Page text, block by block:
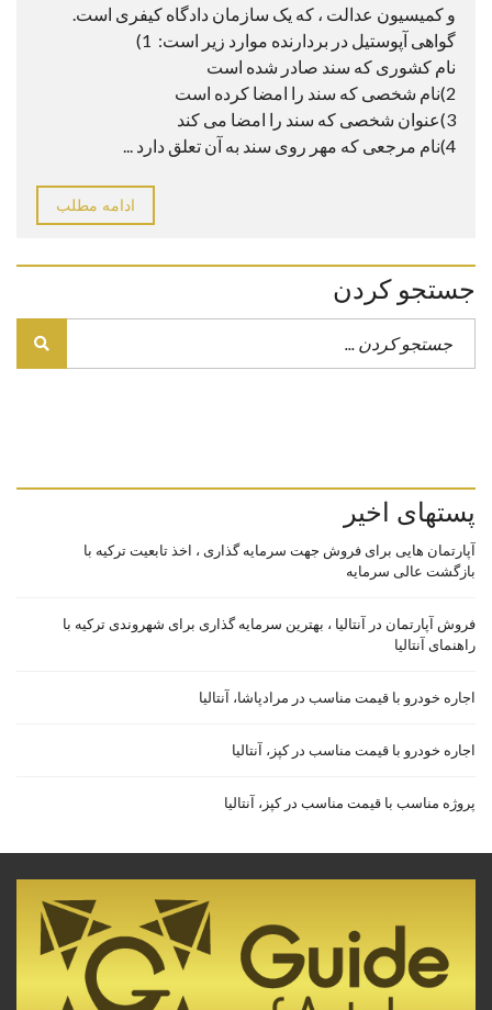
و کمیسیون عدالت ، که یک سازمان دادگاه کیفری است.
گواهی آپوستیل در بردارنده موارد زیر است: 1)
نام کشوری که سند صادر شده است
2)نام شخصی که سند را امضا کرده است
3)عنوان شخصی که سند را امضا می کند
4)نام مرجعی که مهر روی سند به آن تعلق دارد ...
ادامه مطلب
جستجو کردن
پستهای اخیر
آپارتمان هایی برای فروش جهت سرمایه گذاری ، اخذ تابعیت ترکیه با
بازگشت عالی سرمایه
فروش آپارتمان در آنتالیا ، بهترین سرمایه گذاری برای شهروندی ترکیه با
راهنمای آنتالیا
اجاره خودرو با قیمت مناسب در مرادپاشا، آنتالیا
اجاره خودرو با قیمت مناسب در کپز، آنتالیا
پروژه مناسب با قیمت مناسب در کپز، آنتالیا